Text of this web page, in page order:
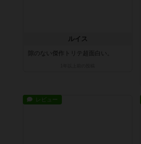
ルイス
隙のない傑作トリテ超面白い。
レビュー